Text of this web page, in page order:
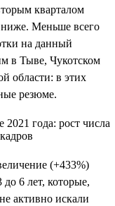
кварталом
ниже. Меньше всего
на данный
в Тыве, Чукотском
области: в этих
резюме.
(+433%)
6 лет, которые,
активно искали